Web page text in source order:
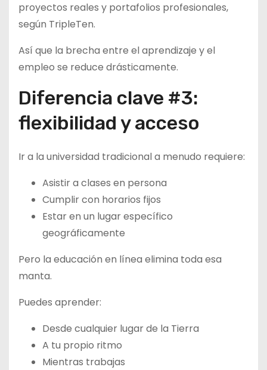
proyectos reales y portafolios profesionales,
según TripleTen.
Así que la brecha entre el aprendizaje y el
empleo se reduce drásticamente.
Diferencia clave #3:
flexibilidad y acceso
Ir a la universidad tradicional a menudo requiere:
Asistir a clases en persona
Cumplir con horarios fijos
Estar en un lugar específico
geográficamente
Pero la educación en línea elimina toda esa
manta.
Puedes aprender:
Desde cualquier lugar de la Tierra
A tu propio ritmo
Mientras trabajas